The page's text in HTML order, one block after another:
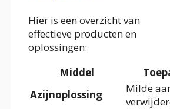
Hier is een overzicht van
effectieve producten en
oplossingen:
Middel
Azijnoplossing
Milde